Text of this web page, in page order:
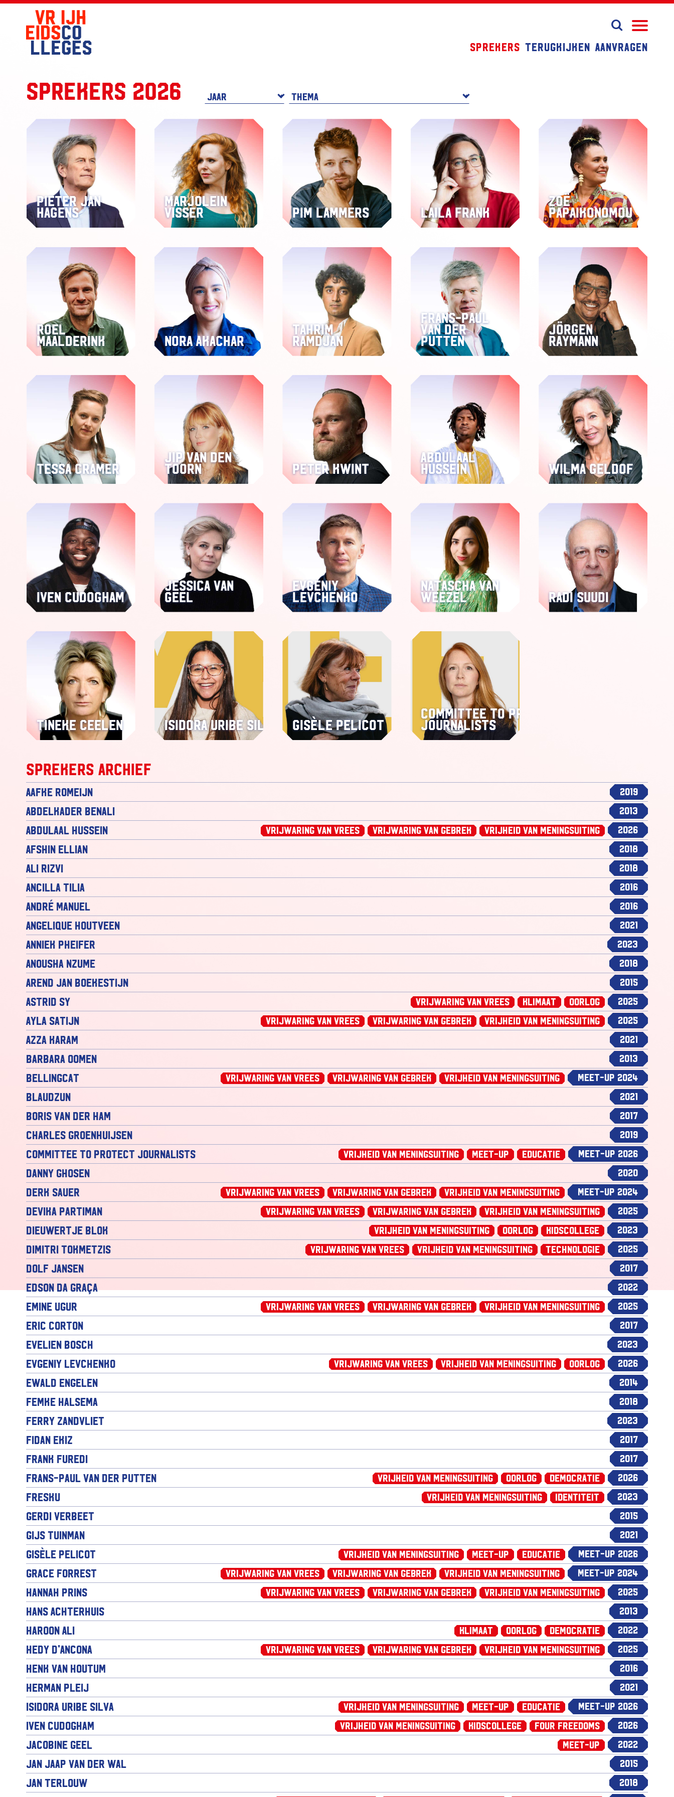
Sprekers Terugkijken Aanvragen
Sprekers 2026
Pieter Jan
Hagens
Marjolein
Visser
Pim Lammers Laila Frank
Zoë
Papaikonomou
Roel
Maalderink
Nora Akachar
Tahrim
Ramdjan
Frans-Paul
van der
Putten
Jörgen
Raymann
Tessa Cramer
Jip van den
Toorn
Peter Kwint
Abdulaal
Hussein
Wilma Geldof
Iven Cudogham
Jessica van
Geel
Evgeniy
Levchenko
Natascha van
Weezel
Radi Suudi
Tineke Ceelen Isidora Uribe Silva Gisèle Pelicot
Committee to Protect
Journalists
Sprekers archief
2019
Aafke Romeijn
2013
Abdelkader Benali
2026
Vrijwaring van Vrees Vrijwaring van Gebrek Vrijheid van Meningsuiting
Abdulaal Hussein
2018
Afshin Ellian
2018
Ali Rizvi
2016
Ancilla Tilia
2016
André Manuel
2021
Angelique Houtveen
2023
Anniek Pheifer
2018
Anousha Nzume
2015
Arend Jan Boekestijn
2025
Vrijwaring van Vrees Klimaat Oorlog
Astrid Sy
2025
Vrijwaring van Vrees Vrijwaring van Gebrek Vrijheid van Meningsuiting
Ayla Satijn
2021
Azza Karam
2013
Barbara Oomen
Meet-up 2024
Vrijwaring van Vrees Vrijwaring van Gebrek Vrijheid van Meningsuiting
Bellingcat
2021
Blaudzun
2017
Boris van der Ham
2019
Charles Groenhuijsen
Meet-up 2026
Vrijheid van Meningsuiting Meet-up Educatie
Committee to Protect Journalists
2020
Danny Ghosen
Meet-up 2024
Vrijwaring van Vrees Vrijwaring van Gebrek Vrijheid van Meningsuiting
Derk Sauer
2025
Vrijwaring van Vrees Vrijwaring van Gebrek Vrijheid van Meningsuiting
Devika Partiman
2023
Vrijheid van Meningsuiting Oorlog Kidscollege
Dieuwertje Blok
2025
Vrijwaring van Vrees Vrijheid van Meningsuiting Technologie
Dimitri Tokmetzis
2017
Dolf Jansen
2022
Edson da Graça
2025
Vrijwaring van Vrees Vrijwaring van Gebrek Vrijheid van Meningsuiting
Emine Ugur
2017
Eric Corton
2023
Evelien Bosch
2026
Vrijwaring van Vrees Vrijheid van Meningsuiting Oorlog
Evgeniy Levchenko
2014
Ewald Engelen
2018
Femke Halsema
2023
Ferry Zandvliet
2017
Fidan Ekiz
2017
Frank Furedi
2026
Vrijheid van Meningsuiting Oorlog Democratie
Frans-Paul van der Putten
2023
Vrijheid van Meningsuiting Identiteit
Fresku
2015
Gerdi Verbeet
2021
Gijs Tuinman
Meet-up 2026
Vrijheid van Meningsuiting Meet-up Educatie
Gisèle Pelicot
Meet-up 2024
Vrijwaring van Vrees Vrijwaring van Gebrek Vrijheid van Meningsuiting
Grace Forrest
2025
Vrijwaring van Vrees Vrijwaring van Gebrek Vrijheid van Meningsuiting
Hannah Prins
2013
Hans Achterhuis
2022
Klimaat Oorlog Democratie
Haroon Ali
2025
Vrijwaring van Vrees Vrijwaring van Gebrek Vrijheid van Meningsuiting
Hedy d'Ancona
2016
Henk van Houtum
2021
Herman Pleij
Meet-up 2026
Vrijheid van Meningsuiting Meet-up Educatie
Isidora Uribe Silva
2026
Vrijheid van Meningsuiting Kidscollege Four Freedoms
Iven Cudogham
2022
Meet-up
Jacobine Geel
2015
Jan Jaap van der Wal
2018
Jan Terlouw